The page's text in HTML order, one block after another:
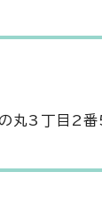
丸3丁目2番